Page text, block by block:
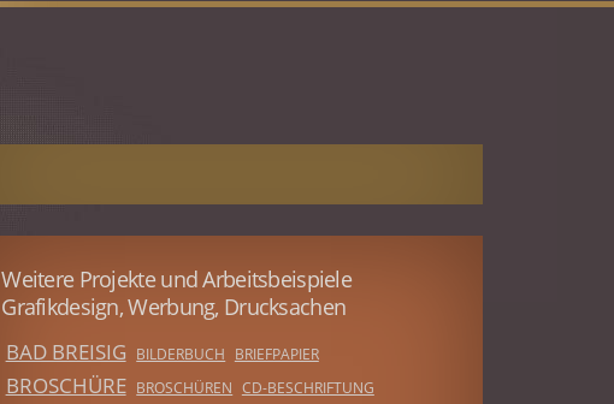
Weitere Projekte und Arbeitsbeispiele
Grafikdesign, Werbung, Drucksachen
BAD BREISIG BILDERBUCH BRIEFPAPIER
BROSCHÜRE BROSCHÜREN CD-BESCHRIFTUNG